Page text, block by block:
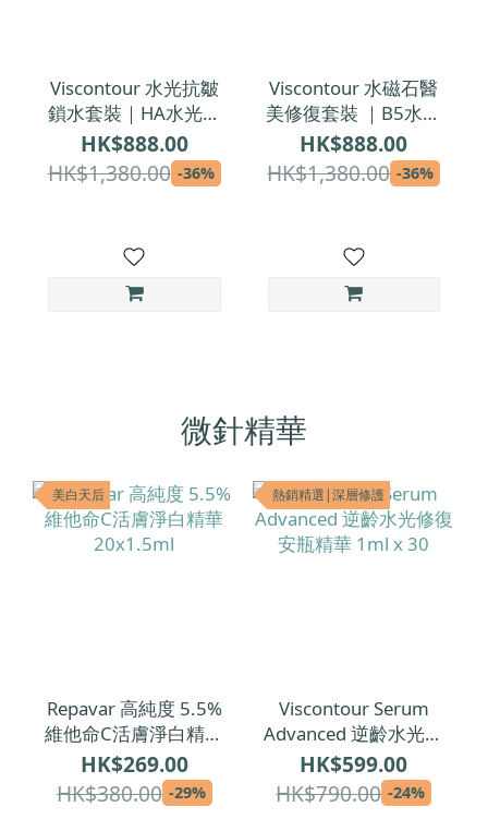
Viscontour 水光抗皺
鎖水套裝｜HA水光箭
+ 鎖水庫｜醫學級夜
間修護精華＋全日保
濕日霜
HK$888.00
HK$1,380.00 -36%
Viscontour 水磁石醫
美修復套裝 ｜B5水磁
石 + 鎖水庫｜醫學級
修復精華＋鎖水面霜
HK$888.00
HK$1,380.00 -36%
微針精華
美白天后
Repavar 高純度 5.5%
維他命C活膚淨白精華
20x1.5ml
HK$269.00
HK$380.00 -29%
熱銷精選|深層修護
Viscontour Serum
Advanced 逆齡水光修
復安瓶精華 1ml x 30
HK$599.00
HK$790.00 -24%